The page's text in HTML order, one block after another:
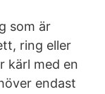
som är
ring eller
kärl med en
endast